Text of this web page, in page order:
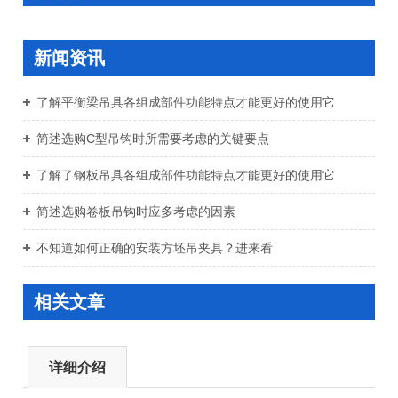
新闻资讯
了解平衡梁吊具各组成部件功能特点才能更好的使用它
简述选购C型吊钩时所需要考虑的关键要点
了解了钢板吊具各组成部件功能特点才能更好的使用它
简述选购卷板吊钩时应多考虑的因素
不知道如何正确的安装方坯吊夹具？进来看
相关文章
详细介绍